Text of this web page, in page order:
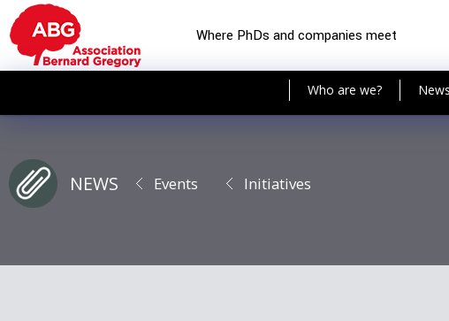
Where PhDs and companies meet
Who are we?
NEWS Events Initiatives